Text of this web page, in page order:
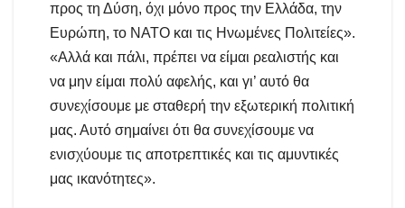
προς τη Δύση, όχι μόνο προς την Ελλάδα, την
Ευρώπη, το ΝΑΤΟ και τις Ηνωμένες Πολιτείες».
«Αλλά και πάλι, πρέπει να είμαι ρεαλιστής και
να μην είμαι πολύ αφελής, και γι’ αυτό θα
συνεχίσουμε με σταθερή την εξωτερική πολιτική
μας. Αυτό σημαίνει ότι θα συνεχίσουμε να
ενισχύουμε τις αποτρεπτικές και τις αμυντικές
μας ικανότητες».